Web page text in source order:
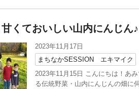
くておいしい山内にんじん♪
2023年11月17日
まちなかSESSION エキマイク
2023年11月15日 こんにちは！あ
る伝統野菜・山内にんじんの畑に